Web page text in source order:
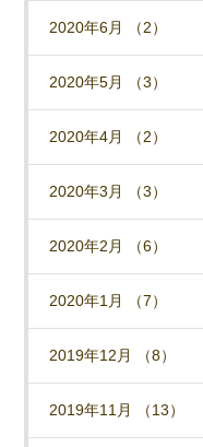
2020年6月 （2）
2020年5月 （3）
2020年4月 （2）
2020年3月 （3）
2020年2月 （6）
2020年1月 （7）
2019年12月 （8）
2019年11月 （13）